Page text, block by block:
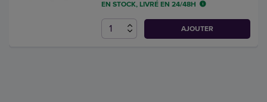
EN STOCK, LIVRÉ EN 24/48H
AJOUTER